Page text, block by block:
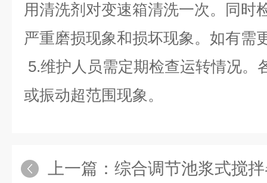
用清洗剂对变速箱清洗一次。同时
严重磨损现象和损坏现象。如有
5.维护人员需定期检查运转情况。
或振动超范围现象。
上一篇： 综合调节池浆式搅